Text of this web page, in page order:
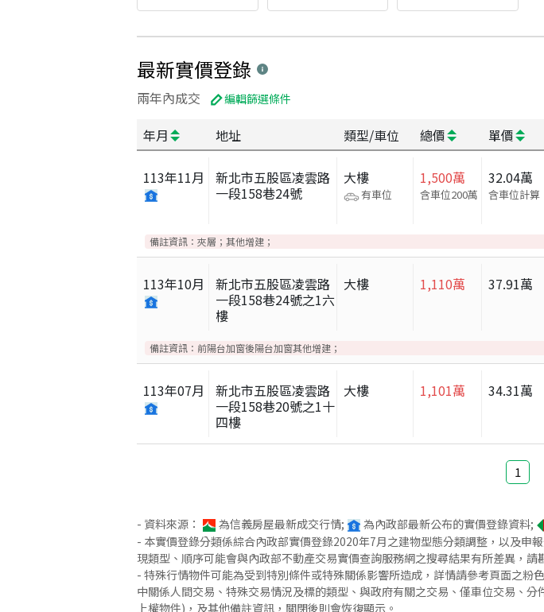
最新實價登錄
兩年內成交 編輯篩選條件
年月 地址 類型/車位 總價 單價
113年11月
新北市五股區凌雲路
一段158巷24號
大樓
有車位
1,500萬
含車位200萬
32.04萬
含車位計算
備註資訊： 夾層；其他增建；
113年10月
新北市五股區凌雲路
一段158巷24號之1六
樓
大樓 1,110萬 37.91萬
備註資訊： 前陽台加窗後陽台加窗其他增建；
113年07月
新北市五股區凌雲路
一段158巷20號之1十
四樓
大樓 1,101萬 34.31萬
1
- 資料來源： 為信義房屋最新成交行情; 為內政部最新公布的實價登錄資料;
- 本實價登錄分類係綜合內政部實價登錄2020年7月之建物型態分類調整，以及申
現類型、順序可能會與內政部不動產交易實價查詢服務網之搜尋結果有所差異，請
- 特殊行情物件可能為受到特別條件或特殊關係影響所造成，詳情請參考頁面之
中關係人間交易、特殊交易情況及標的類型、與政府有關之交易、僅車位交易、
上權物件)，及其他備註資訊，關閉後則會恢復顯示。